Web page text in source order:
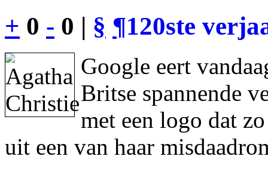
+ 0 - 0 | § ¶120ste
Google eert
Britse spannende
met een logo dat
uit een van haar